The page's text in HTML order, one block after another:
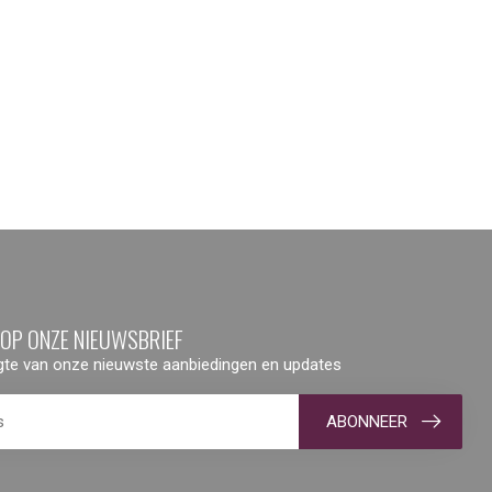
ONZE NIEUWSBRIEF
van onze nieuwste aanbiedingen en updates
ABONNEER